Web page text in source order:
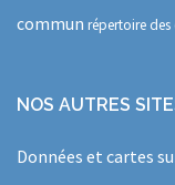
commun répertoire des
NOS AUTRES
Données et cartes